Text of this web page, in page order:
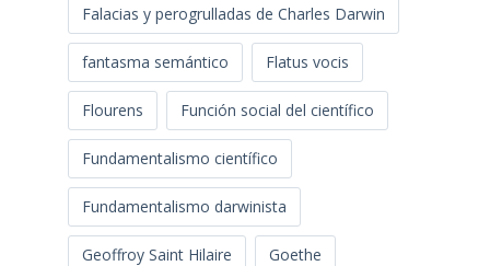
Falacias y perogrulladas de Charles Darwin
fantasma semántico Flatus vocis
Flourens Función social del científico
Fundamentalismo científico
Fundamentalismo darwinista
Geoffroy Saint Hilaire Goethe